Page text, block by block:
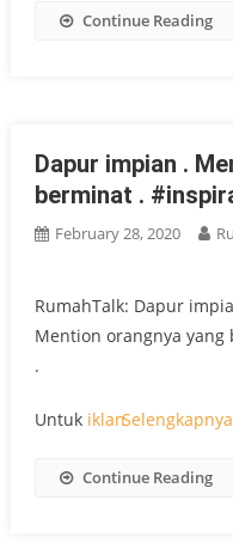
Continue Reading
Dapur impian .
berminat .
February 28, 2020
RumahTalk: Dapur
Mention orangnya yang
.
Untuk iklanSelengkapnya
Continue Reading